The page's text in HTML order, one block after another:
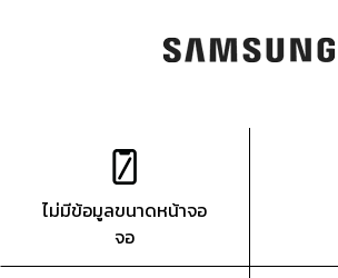
ไม่มีข้อมูลขนาดหน้าจอ
จอ